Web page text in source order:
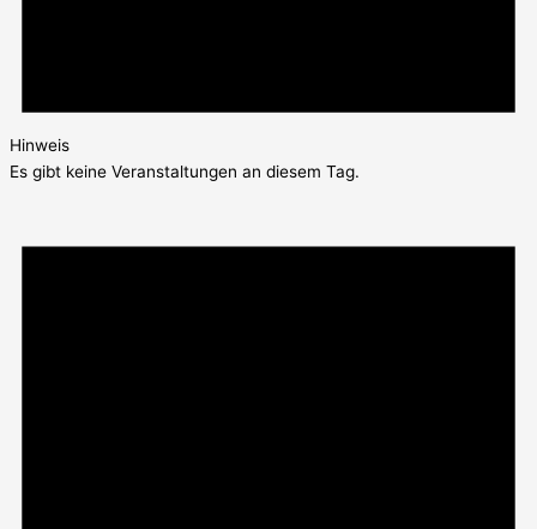
Hinweis
Es gibt keine Veranstaltungen an diesem Tag.